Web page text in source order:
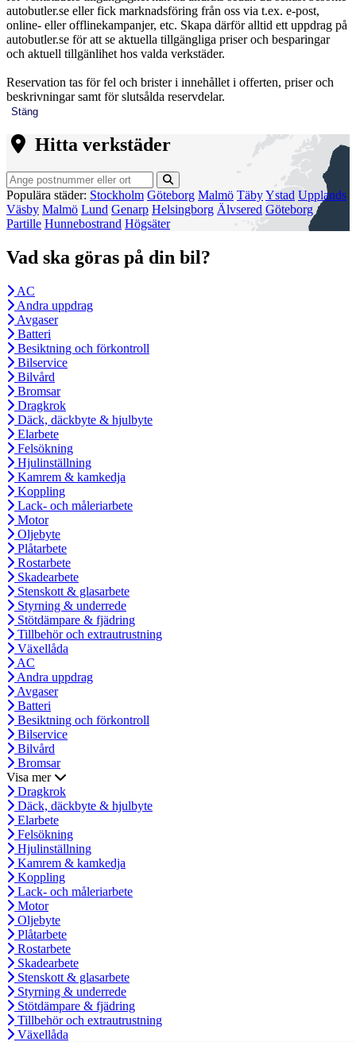
autobutler.se eller fick marknadsföring från oss via t.ex. e-post,
online- eller offlinekampanjer, etc. Skapa därför alltid ett uppdrag på
autobutler.se för att se aktuella tillgängliga priser och besparingar
och aktuell tillgänlihet hos valda verkstäder.
Reservation tas för fel och brister i innehållet i offerten, priser och
beskrivningar samt för slutsålda reservdelar.
Stäng
Hitta verkstäder
Populära städer: Stockholm Göteborg Malmö TäbyYstad Upplands
Väsby Malmö Lund Genarp Helsingborg Älvsered Göteborg
Partille Hunnebostrand Högsäter
Vad ska göras på din bil?
AC
Andra uppdrag
Avgaser
Batteri
Besiktning och förkontroll
Bilservice
Bilvård
Bromsar
Dragkrok
Däck, däckbyte & hjulbyte
Elarbete
Felsökning
Hjulinställning
Kamrem & kamkedja
Koppling
Lack- och måleriarbete
Motor
Oljebyte
Plåtarbete
Rostarbete
Skadearbete
Stenskott & glasarbete
Styrning & underrede
Stötdämpare & fjädring
Tillbehör och extrautrustning
Växellåda
AC
Andra uppdrag
Avgaser
Batteri
Besiktning och förkontroll
Bilservice
Bilvård
Bromsar
Visa mer
Dragkrok
Däck, däckbyte & hjulbyte
Elarbete
Felsökning
Hjulinställning
Kamrem & kamkedja
Koppling
Lack- och måleriarbete
Motor
Oljebyte
Plåtarbete
Rostarbete
Skadearbete
Stenskott & glasarbete
Styrning & underrede
Stötdämpare & fjädring
Tillbehör och extrautrustning
Växellåda